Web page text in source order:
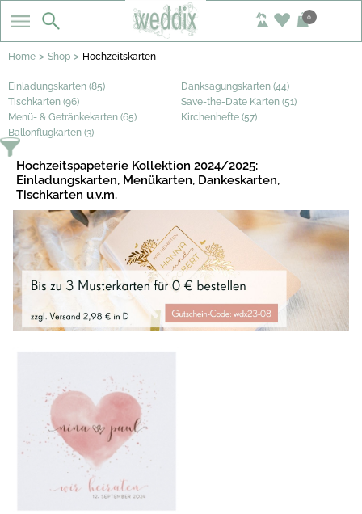
0
Home > Shop > Hochzeitskarten
Einladungskarten (85)
Danksagungskarten (44)
Tischkarten (96)
Save-the-Date Karten (51)
Menü- & Getränkekarten (65)
Kirchenhefte (57)
Ballonflugkarten (3)
Hochzeitspapeterie Kollektion 2024/2025:
Einladungskarten, Menükarten, Dankeskarten,
Tischkarten u.v.m.